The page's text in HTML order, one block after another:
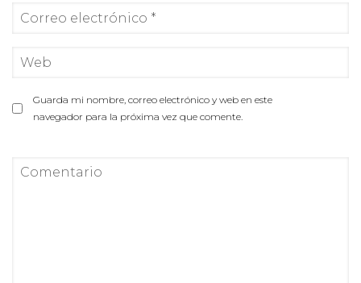
Guarda mi nombre, correo electrónico y web en este
navegador para la próxima vez que comente.